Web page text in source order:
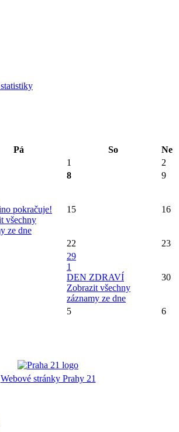
Pá So
Ne
1
2
8 9
pokračuje!
všechny
ze dne
15 16
22 23
29
1
DEN ZDRAVÍ
Zobrazit všechny
záznamy ze dne
30
5 6
Webové stránky Prahy 21